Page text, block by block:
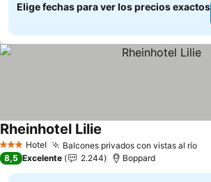
Elige fechas para ver los precios exactos
3 Estrellas
Hotel Balcones privados con vistas al río
Rheinhotel Lilie
8,5 Excelente 2.244 Boppard